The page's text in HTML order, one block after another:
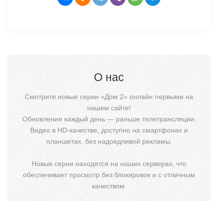
О нас
Смотрите новые серии «Дом 2» онлайн первыми на
нашем сайте!
Обновления каждый день — раньше телетрансляции.
Видео в HD-качестве, доступно на смартфонах и
планшетах, без надоедливой рекламы.
Новые серии находятся на наших серверах, что
обеспечивает просмотр без блокировок и с отличным
качеством.